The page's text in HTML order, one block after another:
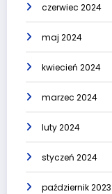
czerwiec 2024
maj 2024
kwiecień 2024
marzec 2024
luty 2024
styczeń 2024
październik 2023